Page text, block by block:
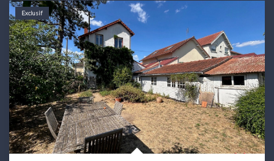
LE GROUPE
Nos Agences
Nous Rejoindre
Nos Actualités
Intranet
ACCÈS CLIENTS
Exclusif